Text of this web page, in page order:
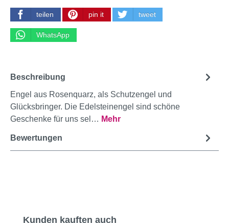
teilen pin it tweet
WhatsApp
Beschreibung
Engel aus Rosenquarz, als Schutzengel und
Glücksbringer. Die Edelsteinengel sind schöne
Geschenke für uns sel… Mehr
Bewertungen
Produktgalerie überspringen
Kunden kauften auch